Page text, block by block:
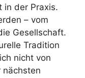
in der Praxis.
– vom
Gesellschaft.
Tradition
nicht von
nächsten